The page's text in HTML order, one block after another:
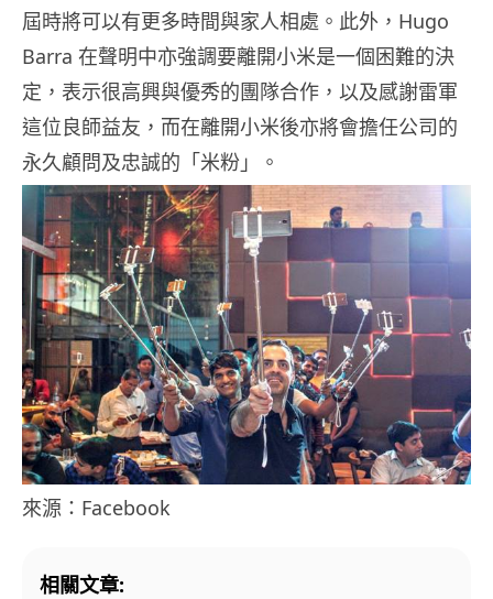
屆時將可以有更多時間與家人相處。此外，Hugo
Barra 在聲明中亦強調要離開小米是一個困難的決
定，表示很高興與優秀的團隊合作，以及感謝雷軍
這位良師益友，而在離開小米後亦將會擔任公司的
永久顧問及忠誠的「米粉」。
來源：Facebook
相關文章: